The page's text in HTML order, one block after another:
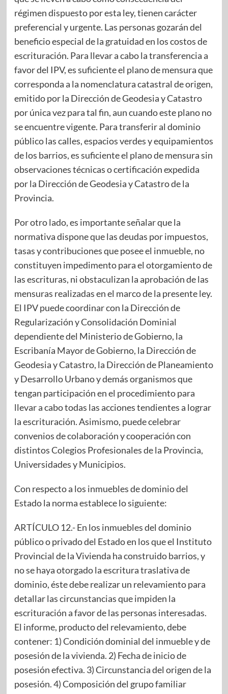
régimen dispuesto por esta ley, tienen carácter
preferencial y urgente. Las personas gozarán del
beneficio especial de la gratuidad en los costos de
escrituración. Para llevar a cabo la transferencia a
favor del IPV, es suficiente el plano de mensura que
corresponda a la nomenclatura catastral de origen,
emitido por la Dirección de Geodesia y Catastro
por única vez para tal fin, aun cuando este plano no
se encuentre vigente. Para transferir al dominio
público las calles, espacios verdes y equipamientos
de los barrios, es suficiente el plano de mensura sin
observaciones técnicas o certificación expedida
por la Dirección de Geodesia y Catastro de la
Provincia.
Por otro lado, es importante señalar que la
normativa dispone que las deudas por impuestos,
tasas y contribuciones que posee el inmueble, no
constituyen impedimento para el otorgamiento de
las escrituras, ni obstaculizan la aprobación de las
mensuras realizadas en el marco de la presente ley.
El IPV puede coordinar con la Dirección de
Regularización y Consolidación Dominial
dependiente del Ministerio de Gobierno, la
Escribanía Mayor de Gobierno, la Dirección de
Geodesia y Catastro, la Dirección de Planeamiento
y Desarrollo Urbano y demás organismos que
tengan participación en el procedimiento para
llevar a cabo todas las acciones tendientes a lograr
la escrituración. Asimismo, puede celebrar
convenios de colaboración y cooperación con
distintos Colegios Profesionales de la Provincia,
Universidades y Municipios.
Con respecto a los inmuebles de dominio del
Estado la norma establece lo siguiente:
ARTÍCULO 12.- En los inmuebles del dominio
público o privado del Estado en los que el Instituto
Provincial de la Vivienda ha construido barrios, y
no se haya otorgado la escritura traslativa de
dominio, éste debe realizar un relevamiento para
detallar las circunstancias que impiden la
escrituración a favor de las personas interesadas.
El informe, producto del relevamiento, debe
contener: 1) Condición dominial del inmueble y de
posesión de la vivienda. 2) Fecha de inicio de
posesión efectiva. 3) Circunstancia del origen de la
posesión. 4) Composición del grupo familiar